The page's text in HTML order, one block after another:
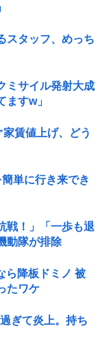
スタッフ、めっち
ミサイル発射大成
すw」
賃値上げ、どう
単に行き来でき
戦！」「一歩も退
動隊が排除
ら降板ドミノ 被
たワケ
ぎて炎上。持ち